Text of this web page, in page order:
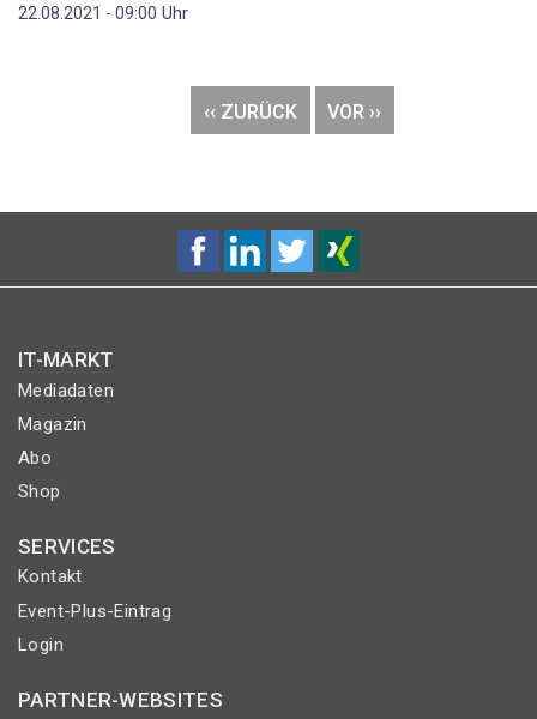
22.08.2021 - 09:00 Uhr
VORHERIGE
SEITE
‹‹ ZURÜCK
NÄCHSTE
SEITE
VOR ››
IT-MARKT
Mediadaten
Magazin
Abo
Shop
SERVICES
Kontakt
Event-Plus-Eintrag
Login
PARTNER-WEBSITES